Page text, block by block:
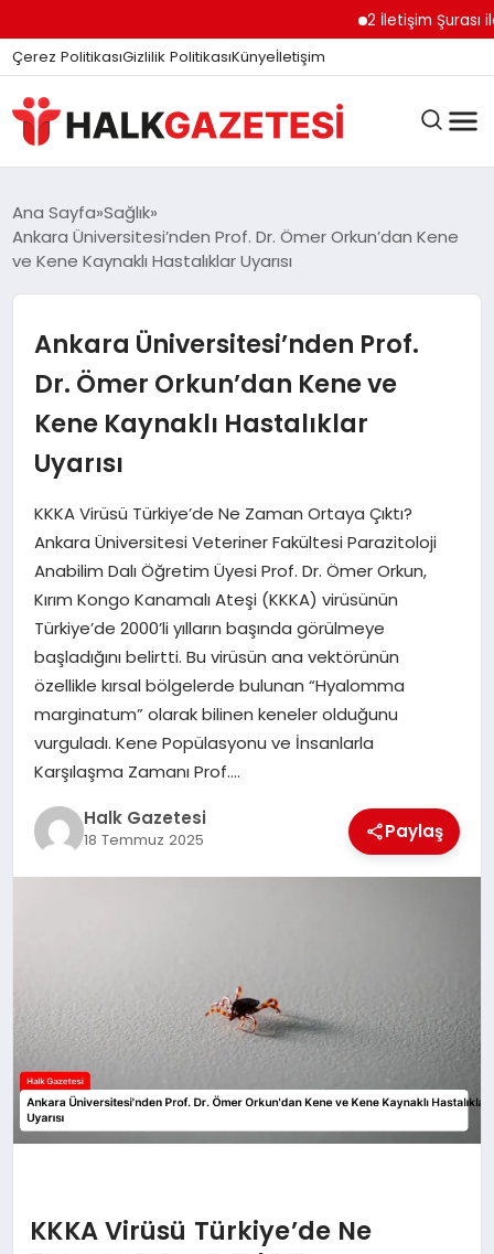
2 İletişim Şurası ile
Çerez PolitikasıGizlilik PolitikasıKünyeİletişim
DÜNYA
EĞITIM
EKONOMI
GÜNDEM
MAGAZIN
SAĞLIK
SPOR
Ana Sayfa Sağlık
Ankara Üniversitesi’nden Prof. Dr. Ömer Orkun’dan Kene
ve Kene Kaynaklı Hastalıklar Uyarısı
Ankara Üniversitesi’nden Prof.
Dr. Ömer Orkun’dan Kene ve
Kene Kaynaklı Hastalıklar
Uyarısı
KKKA Virüsü Türkiye’de Ne Zaman Ortaya Çıktı?
Ankara Üniversitesi Veteriner Fakültesi Parazitoloji
Anabilim Dalı Öğretim Üyesi Prof. Dr. Ömer Orkun,
Kırım Kongo Kanamalı Ateşi (KKKA) virüsünün
Türkiye’de 2000’li yılların başında görülmeye
başladığını belirtti. Bu virüsün ana vektörünün
özellikle kırsal bölgelerde bulunan “Hyalomma
marginatum” olarak bilinen keneler olduğunu
vurguladı. Kene Popülasyonu ve İnsanlarla
Karşılaşma Zamanı Prof….
Halk Gazetesi
18 Temmuz 2025 Paylaş
KKKA Virüsü Türkiye’de Ne